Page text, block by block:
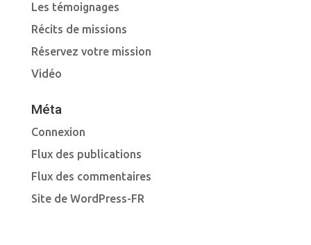
Les témoignages
Récits de missions
Réservez votre mission
Vidéo
Méta
Connexion
Flux des publications
Flux des commentaires
Site de WordPress-FR